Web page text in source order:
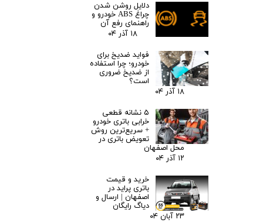
دلایل روشن شدن
چراغ ABS خودرو و
راهنمای رفع آن
۱۸ آذر ۰۴
فواید ضدیخ برای
خودرو؛ چرا استفاده
از ضدیخ ضروری
است؟
۱۸ آذر ۰۴
۵ نشانه قطعی
خرابی باتری خودرو
+ سریع‌ترین روش
تعویض باتری در
محل اصفهان
۱۲ آذر ۰۴
خرید و قیمت
باتری پراید در
اصفهان | ارسال و
دیاگ رایگان
۲۳ آبان ۰۴